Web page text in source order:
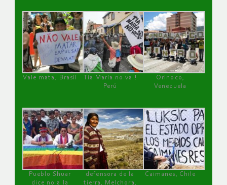
Vale mata, Brasil
Tía María no va !
Perú
Orinoco,
Venezuela
Pueblo Shuar
dice no a la
defensora de la
tierra, Melchora,
Caimanes, Chile